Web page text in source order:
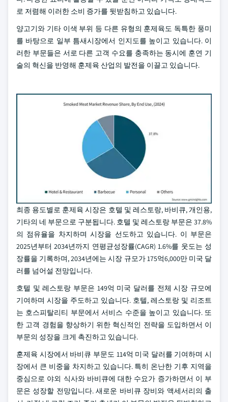
로 저렴해 이러한 소비 증가를 뒷받침하고 있습니다.
양고기와 기타 이색 부위 등 다른 유형의 훈제육도 독특한 풍미
를 바탕으로 일부 틈새시장에서 인지도를 높이고 있습니다. 이
러한 부문들은 서로 다른 고객 수요를 충족하는 동시에 훈연 기
술의 혁신을 반영해 훈제육 산업의 발전을 이끌고 있습니다.
최종 용도별로 훈제육 시장은 호텔 및 레스토랑, 바비큐, 개인용,
기타의 네 부문으로 구분됩니다. 호텔 및 레스토랑 부문은 37.8%
의 점유율을 차지하며 시장을 선도하고 있습니다. 이 부문은
2025년부터 2034년까지 연평균성장률(CAGR) 1.6%를 웃도는 성
장률을 기록하며, 2034년에는 시장 규모가 175억6,000만 미국 달
러를 넘어설 전망입니다.
호텔 및 레스토랑 부문은 149억 미국 달러를 전체 시장 규모에
기여하며 시장을 주도하고 있습니다. 호텔, 레스토랑 및 리조트
는 호스피탈리티 부문에서 서비스 수준을 높이고 있습니다. 또
한 고객 경험을 향상하기 위한 혁신적인 전략을 도입하면서 이
부문의 성장을 크게 촉진하고 있습니다.
훈제육 시장에서 바비큐 부문도 114억 미국 달러를 기여하며 시
장에서 큰 비중을 차지하고 있습니다. 특히 온난한 기후 지역을
중심으로 야외 식사와 바비큐에 대한 수요가 증가하면서 이 부
문은 성장할 전망입니다. 새로운 바비큐 장비와 액세서리의 출